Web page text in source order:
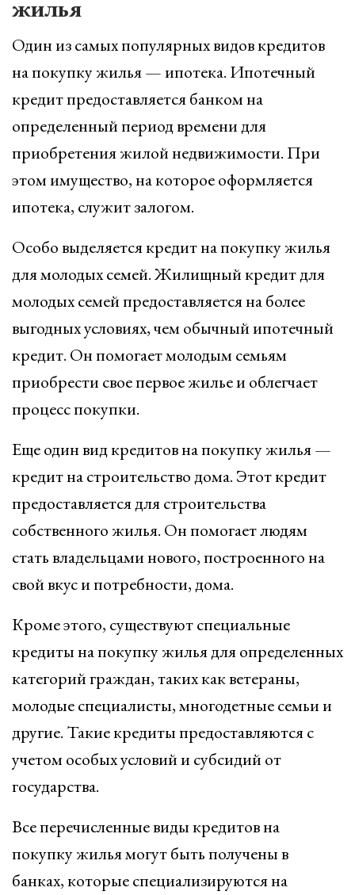
жилья
Один из самых популярных видов кредитов
на покупку жилья — ипотека. Ипотечный
кредит предоставляется банком на
определенный период времени для
приобретения жилой недвижимости. При
этом имущество, на которое оформляется
ипотека, служит залогом.
Особо выделяется кредит на покупку жилья
для молодых семей. Жилищный кредит для
молодых семей предоставляется на более
выгодных условиях, чем обычный ипотечный
кредит. Он помогает молодым семьям
приобрести свое первое жилье и облегчает
процесс покупки.
Еще один вид кредитов на покупку жилья —
кредит на строительство дома. Этот кредит
предоставляется для строительства
собственного жилья. Он помогает людям
стать владельцами нового, построенного на
свой вкус и потребности, дома.
Кроме этого, существуют специальные
кредиты на покупку жилья для определенных
категорий граждан, таких как ветераны,
молодые специалисты, многодетные семьи и
другие. Такие кредиты предоставляются с
учетом особых условий и субсидий от
государства.
Все перечисленные виды кредитов на
покупку жилья могут быть получены в
банках, которые специализируются на